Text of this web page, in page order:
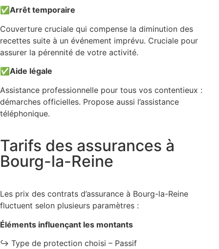
✅Arrêt temporaire
Couverture cruciale qui compense la diminution des
recettes suite à un événement imprévu. Cruciale pour
assurer la pérennité de votre activité.
✅Aide légale
Assistance professionnelle pour tous vos contentieux :
démarches officielles. Propose aussi l’assistance
téléphonique.
Tarifs des assurances à
Bourg-la-Reine
Les prix des contrats d’assurance à Bourg-la-Reine
fluctuent selon plusieurs paramètres :
Éléments influençant les montants
↪️ Type de protection choisi – Passif